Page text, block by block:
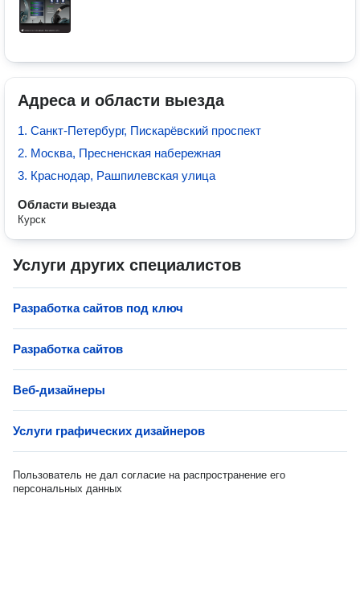
Адреса и области выезда
1. Санкт-Петербург, Пискарёвский проспект
2. Москва, Пресненская набережная
3. Краснодар, Рашпилевская улица
Области выезда
Курск
Услуги других специалистов
Разработка сайтов под ключ
Разработка сайтов
Веб-дизайнеры
Услуги графических дизайнеров
Пользователь не дал согласие на распространение его
персональных данных